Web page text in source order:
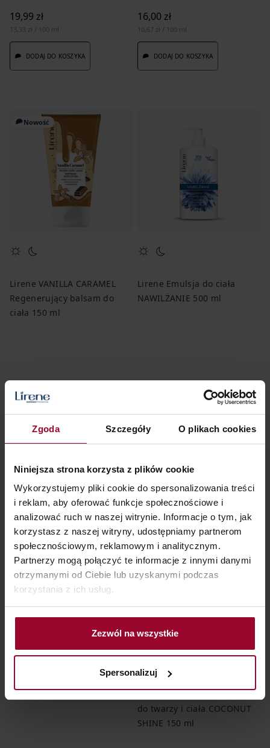
Zgoda Szczegóły O plikach cookies
Niniejsza strona korzysta z plików cookie
Wykorzystujemy pliki cookie do spersonalizowania treści
i reklam, aby oferować funkcje społecznościowe i
analizować ruch w naszej witrynie. Informacje o tym, jak
korzystasz z naszej witryny, udostępniamy partnerom
społecznościowym, reklamowym i analitycznym.
Partnerzy mogą połączyć te informacje z innymi danymi
otrzymanymi od Ciebie lub uzyskanymi podczas
korzystania z ich usług.
Zezwól na wszystkie
Spersonalizuj
19,99 zł
13,33 zł / 100 ml
DODAJ DO KOSZYKA
16,00 zł
10,67 zł / 100 ml
DODAJ DO KOSZYKA
Nowość
Lirene VANILLA CARAMEL
Regenerujący balsam do
ciała 150 ml
16,00 zł
10,67 zł / 100 ml
Lirene Emulsja do ciała
NAWILŻANIE 500 ml
4,40 zł / 100 ml
Lirene Balsam do ciała
Bestseller
PERFECT TAN
Lirene PERFECT TAN
Rozświetlający złocisty krem
do twarzy i ciała COCONUT
SHINE 150 ml